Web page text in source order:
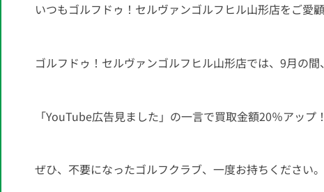
いつもゴルフドゥ！セルヴァンゴルフヒル山形店をご愛
ゴルフドゥ！セルヴァンゴルフヒル山形店では、9月の間
「YouTube広告見ました」の一言で買取金額20％アップ！
ぜひ、不要になったゴルフクラブ、一度お持ちください。